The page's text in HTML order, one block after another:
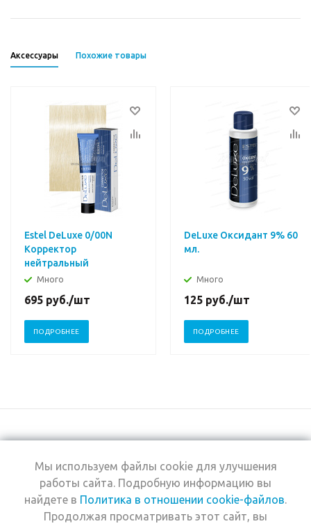
Аксессуары Похожие товары
Estel DeLuxe 0/00N
Корректор
нейтральный
Много
695 руб./шт
ПОДРОБНЕЕ
DeLuxe Оксидант 9% 60
мл.
Много
125 руб./шт
ПОДРОБНЕЕ
+7 (495) 969-0950
2026 © Интернет-
магазин Estel
Компания
Информация
Мы используем файлы cookie для улучшения
работы сайта. Подробную информацию вы
найдете в Политика в отношении cookie-файлов.
Продолжая просматривать этот сайт, вы